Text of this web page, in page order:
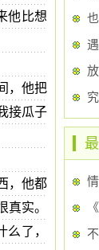
他比想
，他把
接瓜子
，他都
实。
了，